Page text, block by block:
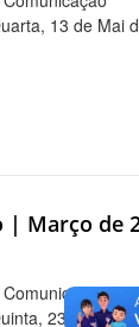
13 de Mai
| Março de
23 de Abril